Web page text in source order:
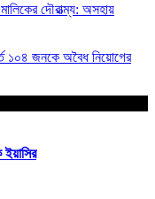
দৌরাত্ম্য: অসহায়
১০৪ জনকে অবৈধ নিয়োগের
ইয়াসির